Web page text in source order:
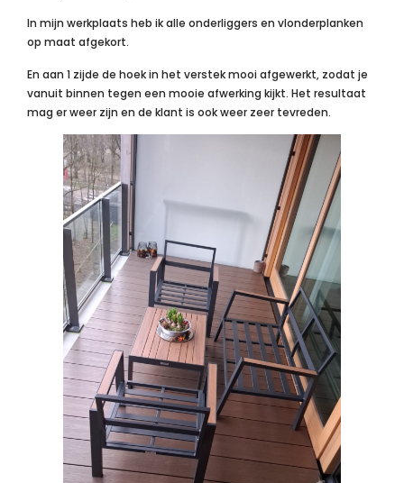
In mijn werkplaats heb ik alle onderliggers en vlonderplanken
op maat afgekort.
En aan 1 zijde de hoek in het verstek mooi afgewerkt, zodat je
vanuit binnen tegen een mooie afwerking kijkt. Het resultaat
mag er weer zijn en de klant is ook weer zeer tevreden.